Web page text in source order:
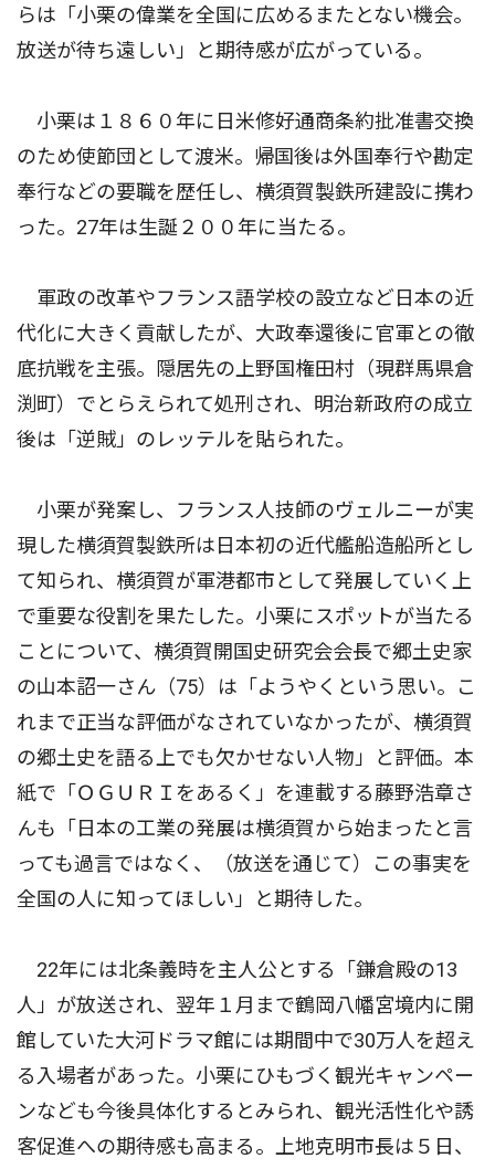
らは「小栗の偉業を全国に広めるまたとない機会。
放送が待ち遠しい」と期待感が広がっている。
小栗は１８６０年に日米修好通商条約批准書交換
のため使節団として渡米。帰国後は外国奉行や勘定
奉行などの要職を歴任し、横須賀製鉄所建設に携わ
った。27年は生誕２００年に当たる。
軍政の改革やフランス語学校の設立など日本の近
代化に大きく貢献したが、大政奉還後に官軍との徹
底抗戦を主張。隠居先の上野国権田村（現群馬県倉
渕町）でとらえられて処刑され、明治新政府の成立
後は「逆賊」のレッテルを貼られた。
小栗が発案し、フランス人技師のヴェルニーが実
現した横須賀製鉄所は日本初の近代艦船造船所とし
て知られ、横須賀が軍港都市として発展していく上
で重要な役割を果たした。小栗にスポットが当たる
ことについて、横須賀開国史研究会会長で郷土史家
の山本詔一さん（75）は「ようやくという思い。こ
れまで正当な評価がなされていなかったが、横須賀
の郷土史を語る上でも欠かせない人物」と評価。本
紙で「ＯＧＵＲＩをあるく」を連載する藤野浩章さ
んも「日本の工業の発展は横須賀から始まったと言
っても過言ではなく、（放送を通じて）この事実を
全国の人に知ってほしい」と期待した。
22年には北条義時を主人公とする「鎌倉殿の13
人」が放送され、翌年１月まで鶴岡八幡宮境内に開
館していた大河ドラマ館には期間中で30万人を超え
る入場者があった。小栗にひもづく観光キャンペー
ンなども今後具体化するとみられ、観光活性化や誘
客促進への期待感も高まる。上地克明市長は５日、